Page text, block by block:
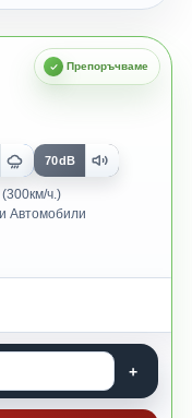
70dB
ч.)
Автомобили